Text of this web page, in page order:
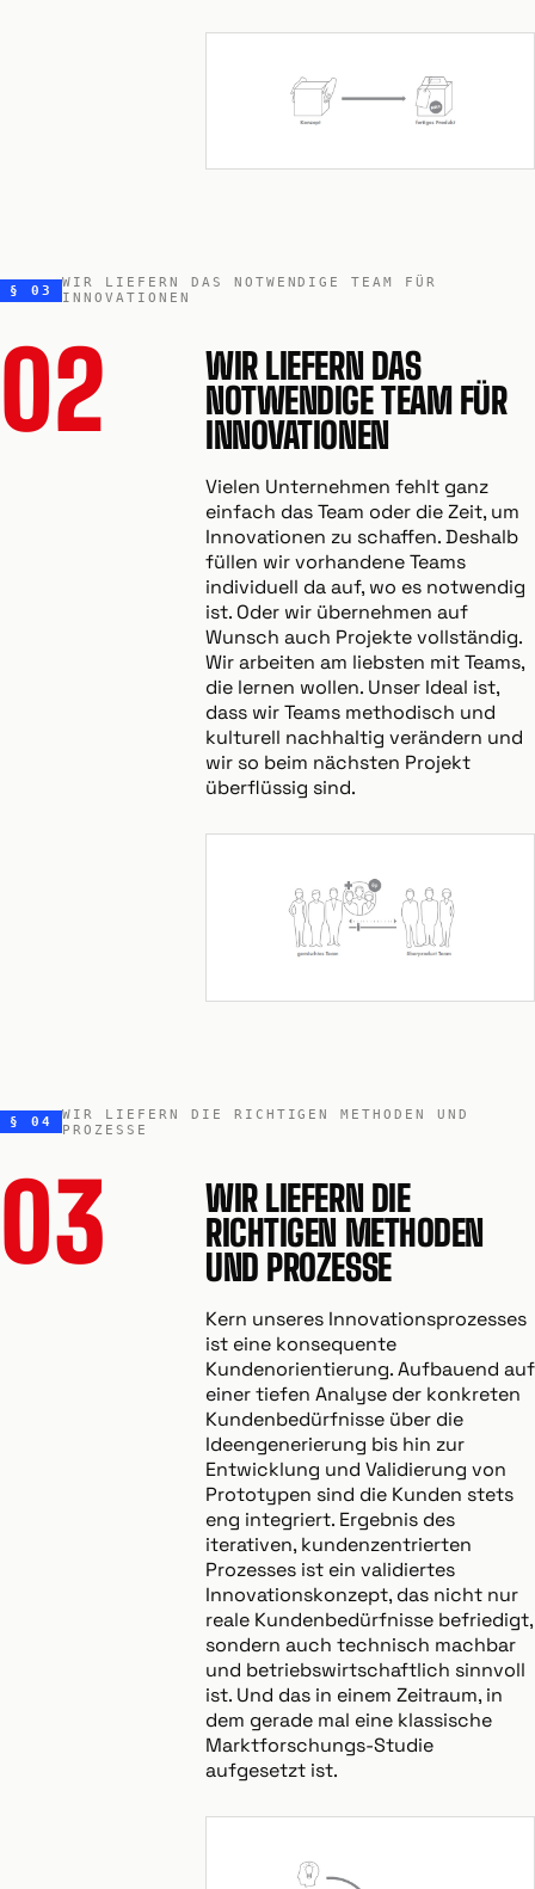
§ 03
WIR LIEFERN DAS NOTWENDIGE TEAM FÜR
INNOVATIONEN
02
WIR LIEFERN DAS
NOTWENDIGE TEAM FÜR
INNOVATIONEN
Vielen Unternehmen fehlt ganz
einfach das Team oder die Zeit, um
Innovationen zu schaffen. Deshalb
füllen wir vorhandene Teams
individuell da auf, wo es notwendig
ist. Oder wir übernehmen auf
Wunsch auch Projekte vollständig.
Wir arbeiten am liebsten mit Teams,
die lernen wollen. Unser Ideal ist,
dass wir Teams methodisch und
kulturell nachhaltig verändern und
wir so beim nächsten Projekt
überflüssig sind.
§ 04
WIR LIEFERN DIE RICHTIGEN METHODEN UND
PROZESSE
03
WIR LIEFERN DIE
RICHTIGEN METHODEN
UND PROZESSE
Kern unseres Innovationsprozesses
ist eine konsequente
Kundenorientierung. Aufbauend auf
einer tiefen Analyse der konkreten
Kundenbedürfnisse über die
Ideengenerierung bis hin zur
Entwicklung und Validierung von
Prototypen sind die Kunden stets
eng integriert. Ergebnis des
iterativen, kundenzentrierten
Prozesses ist ein validiertes
Innovationskonzept, das nicht nur
reale Kundenbedürfnisse befriedigt,
sondern auch technisch machbar
und betriebswirtschaftlich sinnvoll
ist. Und das in einem Zeitraum, in
dem gerade mal eine klassische
Marktforschungs-Studie
aufgesetzt ist.